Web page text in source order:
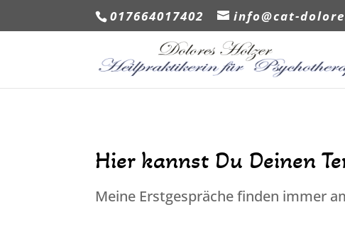
017664017402 info@cat-
Hier kannst Du Deinen
Meine Erstgespräche finden immer